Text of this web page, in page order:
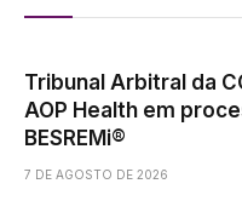
Tribunal Arbitral da
AOP Health em
BESREMi®
7 DE AGOSTO DE 2026